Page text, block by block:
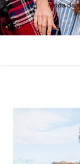
Moda